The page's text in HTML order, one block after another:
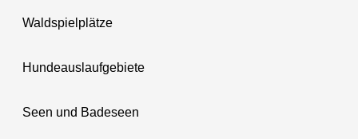
Waldspielplätze
Hundeauslaufgebiete
Seen und Badeseen